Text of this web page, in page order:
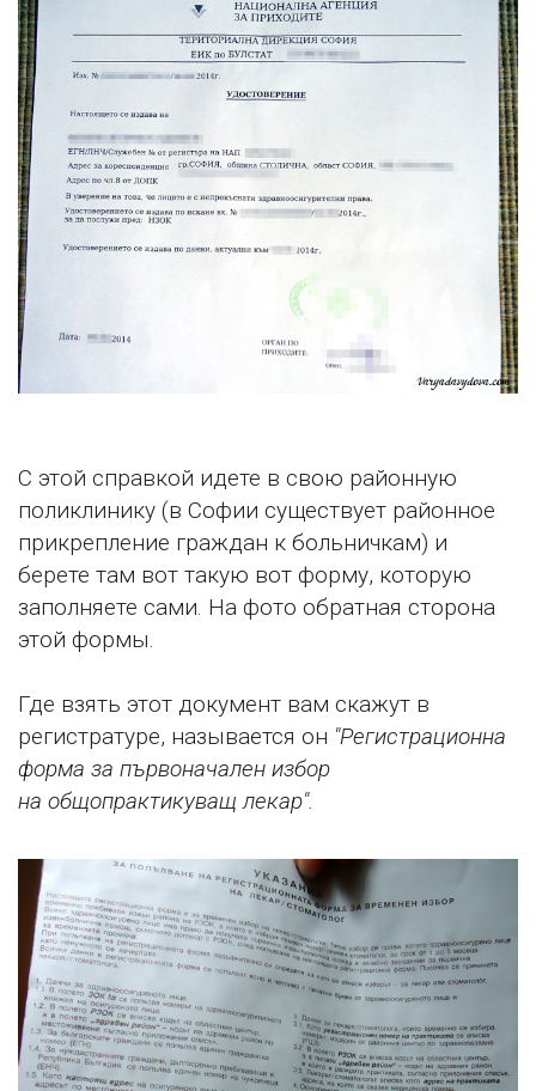
С этой справкой идете в свою районную
поликлинику (в Софии существует районное
прикрепление граждан к больничкам) и
берете там вот такую вот форму, которую
заполняете сами. На фото обратная сторона
этой формы.
Где взять этот документ вам скажут в
регистратуре, называется он "Регистрационна
форма за първоначален избор
на общопрактикуващ лекар".